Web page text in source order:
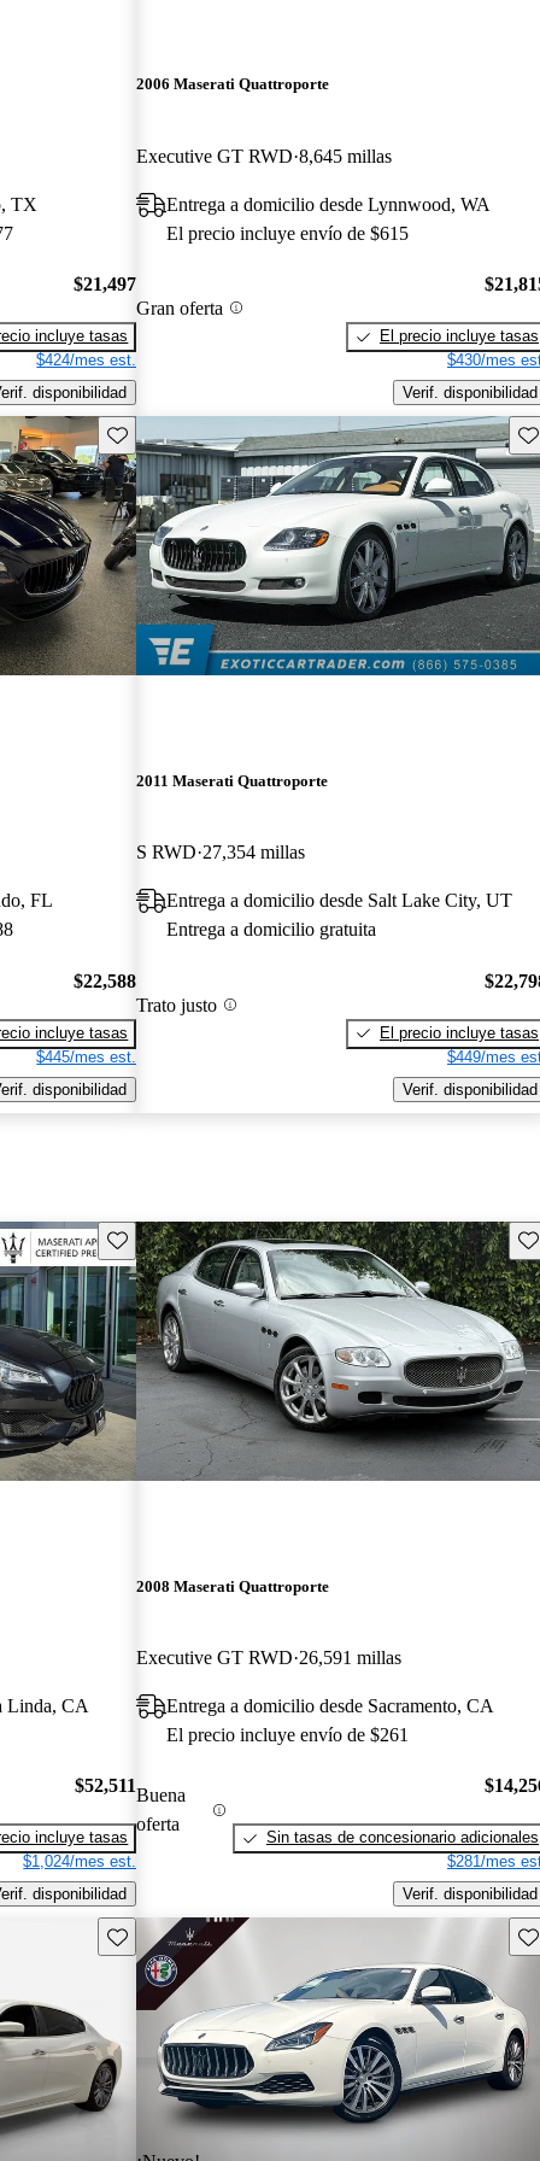
TX
$21,497
incluye tasas
$424/mes est.
disponibilidad
2006 Maserati Quattroporte
Executive GT RWD 8,645 millas
Entrega a domicilio desde Lynnwood, WA
El precio incluye envío de $615
Gran oferta
El precio incluye tasas
$430/mes
Verif. disponibilidad
Guarda este Aviso
FL
$22,588
incluye tasas
$445/mes est.
disponibilidad
2011 Maserati Quattroporte
S RWD 27,354 millas
Entrega a domicilio desde Salt Lake City, UT
Entrega a domicilio gratuita
Trato justo
El precio incluye tasas
$449/mes
Verif. disponibilidad
Guarda este Aviso
Linda, CA
$52,511
incluye tasas
$1,024/mes est.
disponibilidad
2008 Maserati Quattroporte
Executive GT RWD 26,591 millas
Entrega a domicilio desde Sacramento, CA
El precio incluye envío de $261
Buena
oferta
Sin tasas de concesionario adicionales
$281/mes
Verif. disponibilidad
Guarda este Aviso